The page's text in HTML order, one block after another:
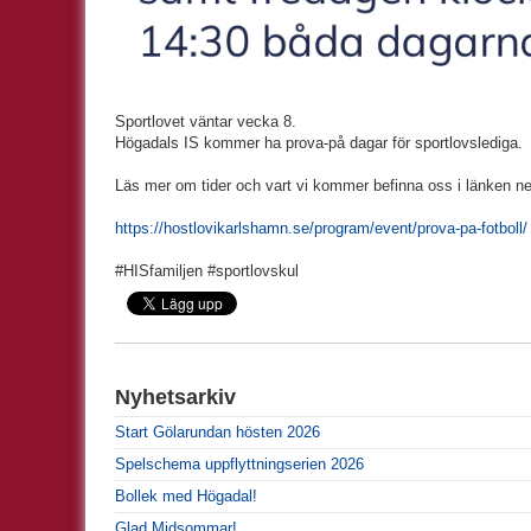
Sportlovet väntar vecka 8.
Högadals IS kommer ha prova-på dagar för sportlovslediga.
Läs mer om tider och vart vi kommer befinna oss i länken
https://hostlovikarlshamn.se/program/event/prova-pa-fotboll/
#HISfamiljen #sportlovskul
Nyhetsarkiv
Start Gölarundan hösten 2026
Spelschema uppflyttningserien 2026
Bollek med Högadal!